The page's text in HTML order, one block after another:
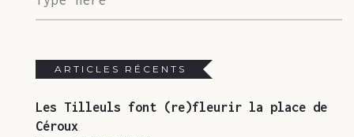
ARTICLES RÉCENTS
Les Tilleuls font (re)fleurir la place de
Céroux